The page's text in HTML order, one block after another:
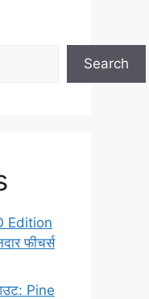
Search
Edition
फीचर्स
Pine